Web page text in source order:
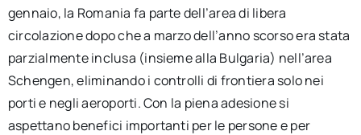
gennaio, la Romania fa parte dell’area di libera
circolazione dopo che a marzo dell’anno scorso era stata
parzialmente inclusa (insieme alla Bulgaria) nell’area
Schengen, eliminando i controlli di frontiera solo nei
porti e negli aeroporti. Con la piena adesione si
aspettano benefici importanti per le persone e per